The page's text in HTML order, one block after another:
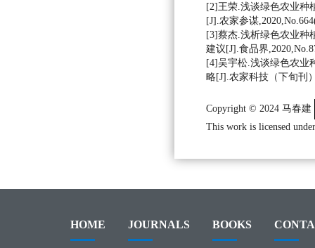
[2]王荣.浅谈绿色农业种
[J].农家参谋
[3]蔡杰.浅析绿色农业种
建议[J].食品界
[4]吴宇松.浅谈绿色农业
略[J].农家科技（下旬刊
Copyright © 2024 马春建
This work is licensed
HOME JOURNALS BOOKS